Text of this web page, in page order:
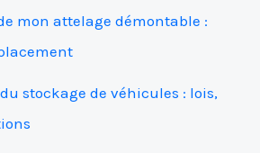
mon attelage démontable :
stockage de véhicules : lois,